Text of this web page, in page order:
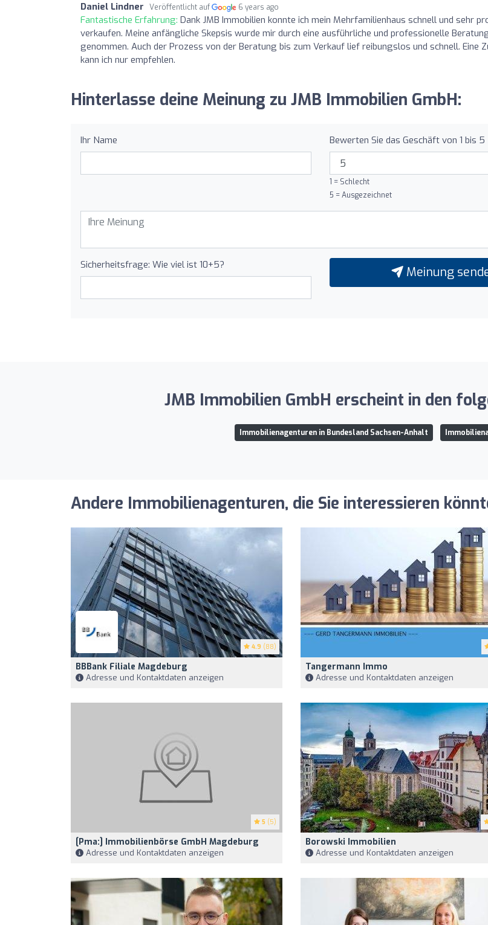
Daniel Lindner Veröffentlicht auf 6 years ago
Fantastische Erfahrung: Dank JMB Immobilien konnte ich mein Mehrfamilienhaus schnell und sehr
verkaufen. Meine anfängliche Skepsis wurde mir durch eine ausführliche und professionelle
genommen. Auch der Prozess von der Beratung bis zum Verkauf lief reibungslos und schnell. Eine
kann ich nur empfehlen.
Hinterlasse deine Meinung zu JMB Immobilien GmbH:
Ihr Name Bewerten Sie das Geschäft von 1 bis 5
1 = Schlecht
5 = Ausgezeichnet
Sicherheitsfrage: Wie viel ist 10+5? Meinung
JMB Immobilien GmbH erscheint in den
Immobilienagenturen in Bundesland Sachsen-Anhalt
Andere Immobilienagenturen, die Sie interessieren
4.9 (88)
BBBank Filiale Magdeburg
Adresse und Kontaktdaten anzeigen
Tangermann Immo
Adresse und Kontaktdaten anzeigen
5 (5)
[pma:] Immobilienbörse GmbH Magdeburg
Adresse und Kontaktdaten anzeigen
Borowski Immobilien
Adresse und Kontaktdaten anzeigen